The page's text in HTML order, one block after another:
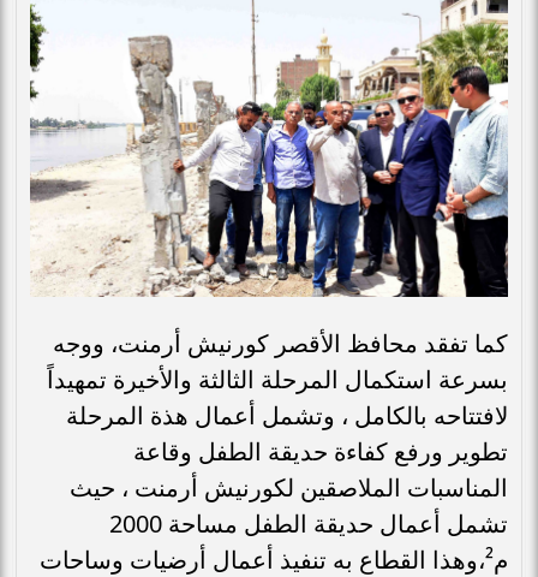
كما تفقد محافظ الأقصر كورنيش أرمنت، ووجه
بسرعة استكمال المرحلة الثالثة والأخيرة تمهيداً
لافتتاحه بالكامل ، وتشمل أعمال هذة المرحلة
تطوير ورفع كفاءة حديقة الطفل وقاعة
المناسبات الملاصقين لكورنيش أرمنت ، حيث
تشمل أعمال حديقة الطفل مساحة 2000
م²،وهذا القطاع به تنفيذ أعمال أرضيات وساحات